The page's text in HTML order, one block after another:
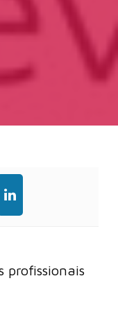
profissionais